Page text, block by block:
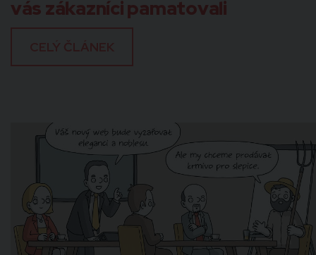
vás zákazníci pamatovali